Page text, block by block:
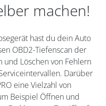
machen!
hast du dein Auto
OBD2-Tiefenscan der
und Löschen von Fehlern
Darüber
eine Vielzahl von
Beispiel Öffnen und